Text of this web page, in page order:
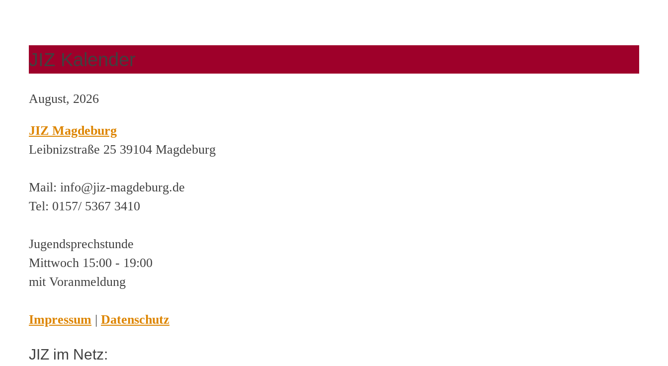
JIZ Kalender
August, 2026
JIZ Magdeburg
Leibnizstraße 25 39104 Magdeburg
Mail: info@jiz-magdeburg.de
Tel: 0157/ 5367 3410
Jugendsprechstunde
Mittwoch 15:00 - 19:00
mit Voranmeldung
Impressum | Datenschutz
JIZ im Netz: